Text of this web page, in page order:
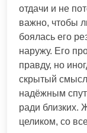
отдачи и не
важно, чтобы
боялась его
наружу. Его
правду, но
скрытый
надёжным
ради близких.
целиком, со